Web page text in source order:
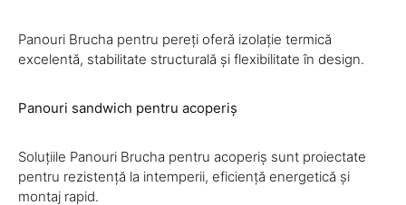
Panouri Brucha pentru pereți oferă izolație termică
excelentă, stabilitate structurală și flexibilitate în design.
Panouri sandwich pentru acoperiș
Soluțiile Panouri Brucha pentru acoperiș sunt proiectate
pentru rezistență la intemperii, eficiență energetică și
montaj rapid.